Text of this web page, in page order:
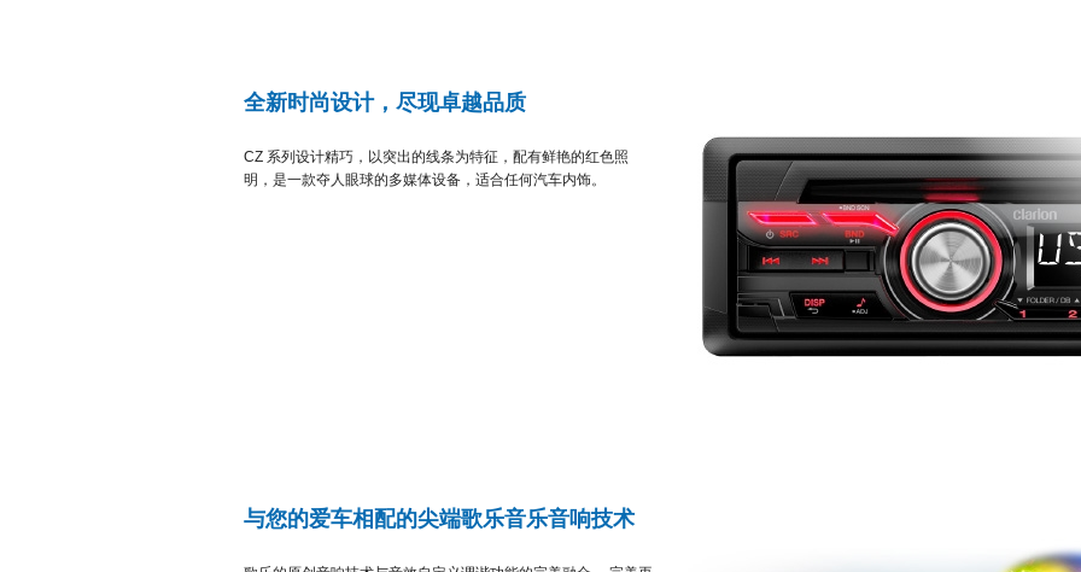
全新时尚设计，尽现卓越品质
CZ 系列设计精巧，以突出的线条为特征，配有鲜艳的红色照
明，是一款夺人眼球的多媒体设备，适合任何汽车内饰。
与您的爱车相配的尖端歌乐音乐音响技术